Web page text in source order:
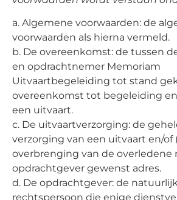
a. Algemene voorwaarden: de
voorwaarden als hierna vermeld.
b. De overeenkomst: de tussen
en opdrachtnemer Memoriam
Uitvaartbegeleiding tot stand
overeenkomst tot begeleiding
een uitvaart.
c. De uitvaartverzorging: de
verzorging van een uitvaart en/of
overbrenging van de overledene
opdrachtgever gewenst adres.
d. De opdrachtgever: de
rechtspersoon die enige